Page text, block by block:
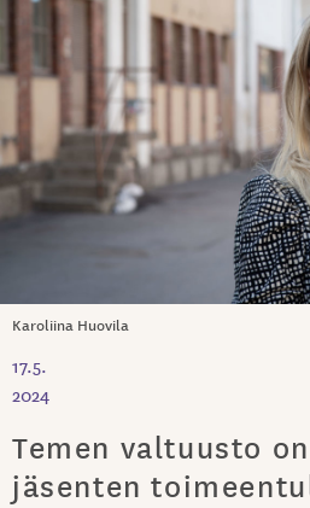
Karoliina Huovila
17.5.
2024
Temen valtuusto
jäsenten